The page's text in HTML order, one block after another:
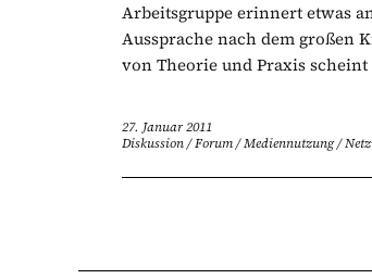
Arbeitsgruppe erinnert etwas
Aussprache nach dem großen
von Theorie und Praxis scheint
27. Januar 2011
Diskussion/Forum/Mediennutzung/